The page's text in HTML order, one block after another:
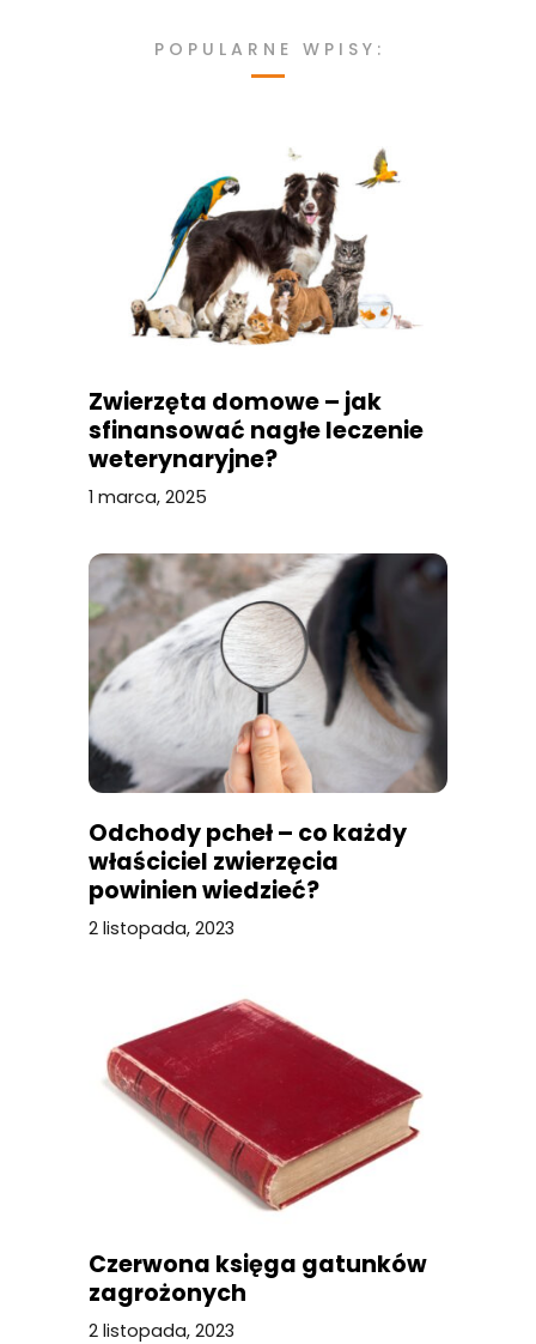
POPULARNE WPISY:
Zwierzęta domowe – jak
sfinansować nagłe leczenie
weterynaryjne?
1 marca, 2025
Odchody pcheł – co każdy
właściciel zwierzęcia
powinien wiedzieć?
2 listopada, 2023
Czerwona księga gatunków
zagrożonych
2 listopada, 2023